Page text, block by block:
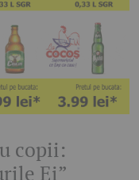
copii:
Ei”